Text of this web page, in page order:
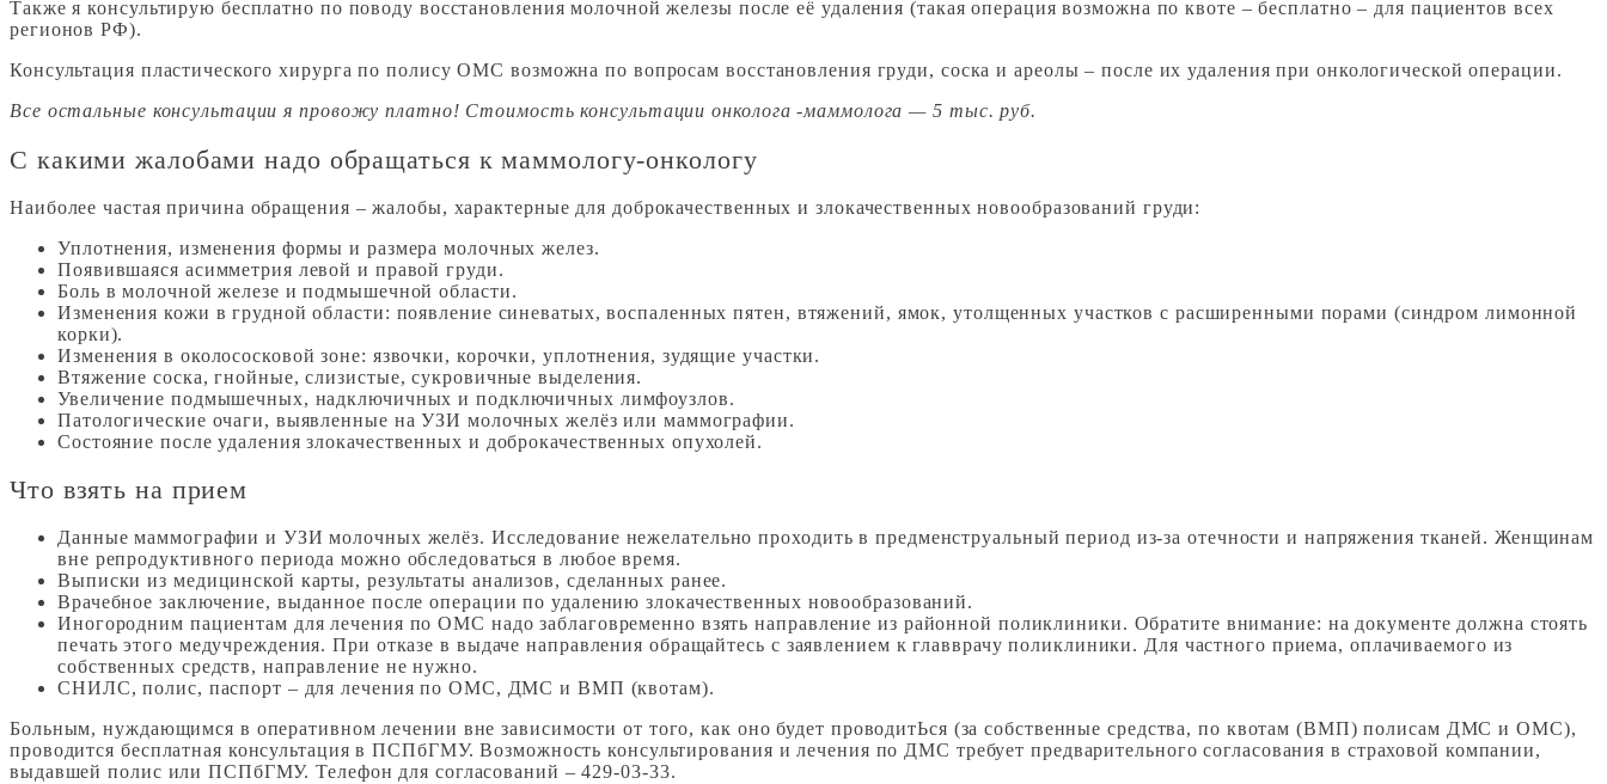
Также я консультирую бесплатно по поводу восстановления молочной железы после её удаления (такая операция возможна по квоте – бесплатно – для пациентов всех
регионов РФ).
Консультация пластического хирурга по полису ОМС возможна по вопросам восстановления груди, соска и ареолы – после их удаления при онкологической операции.
Все остальные консультации я провожу платно! Стоимость консультации онколога -маммолога — 5 тыс. руб.
С какими жалобами надо обращаться к маммологу-онкологу
Наиболее частая причина обращения – жалобы, характерные для доброкачественных и злокачественных новообразований груди:
Уплотнения, изменения формы и размера молочных желез.
Появившаяся асимметрия левой и правой груди.
Боль в молочной железе и подмышечной области.
Изменения кожи в грудной области: появление синеватых, воспаленных пятен, втяжений, ямок, утолщенных участков с расширенными порами (синдром лимонной
корки).
Изменения в околососковой зоне: язвочки, корочки, уплотнения, зудящие участки.
Втяжение соска, гнойные, слизистые, сукровичные выделения.
Увеличение подмышечных, надключичных и подключичных лимфоузлов.
Патологические очаги, выявленные на УЗИ молочных желёз или маммографии.
Состояние после удаления злокачественных и доброкачественных опухолей.
Что взять на прием
Данные маммографии и УЗИ молочных желёз. Исследование нежелательно проходить в предменструальный период из-за отечности и напряжения тканей. Женщинам
вне репродуктивного периода можно обследоваться в любое время.
Выписки из медицинской карты, результаты анализов, сделанных ранее.
Врачебное заключение, выданное после операции по удалению злокачественных новообразований.
Иногородним пациентам для лечения по ОМС надо заблаговременно взять направление из районной поликлиники. Обратите внимание: на документе должна стоять
печать этого медучреждения. При отказе в выдаче направления обращайтесь с заявлением к главврачу поликлиники. Для частного приема, оплачиваемого из
собственных средств, направление не нужно.
СНИЛС, полис, паспорт – для лечения по ОМС, ДМС и ВМП (квотам).
Больным, нуждающимся в оперативном лечении вне зависимости от того, как оно будет проводитЬся (за собственные средства, по квотам (ВМП) полисам ДМС и ОМС),
проводится бесплатная консультация в ПСПбГМУ. Возможность консультирования и лечения по ДМС требует предварительного согласования в страховой компании,
выдавшей полис или ПСПбГМУ. Телефон для согласований – 429-03-33.